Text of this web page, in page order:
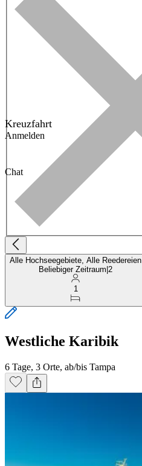
Kreuzfahrt
Anmelden
Chat
Alle Hochseegebiete, Alle Reedereien
Beliebiger Zeitraum 2
1
Westliche Karibik
6 Tage, 3 Orte, ab/bis Tampa